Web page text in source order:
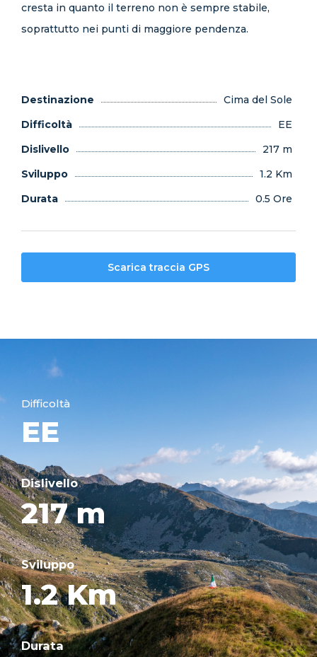
cresta in quanto il terreno non è sempre stabile,
soprattutto nei punti di maggiore pendenza.
Destinazione
Cima del Sole
Difficoltà
EE
Dislivello
217 m
Sviluppo
1.2 Km
Durata
0.5 Ore
Scarica traccia GPS
Difficoltà
EE
Dislivello
217 m
Sviluppo
1.2 Km
Durata